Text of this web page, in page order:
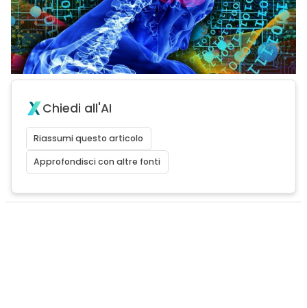
Chiedi all'AI
Riassumi questo articolo
Approfondisci con altre fonti